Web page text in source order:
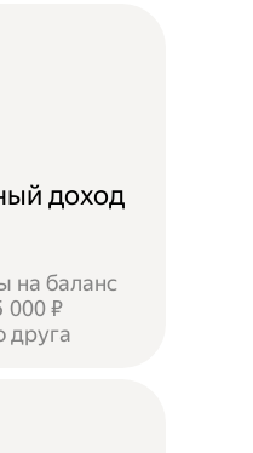
доход
на баланс
000 ₽
друга